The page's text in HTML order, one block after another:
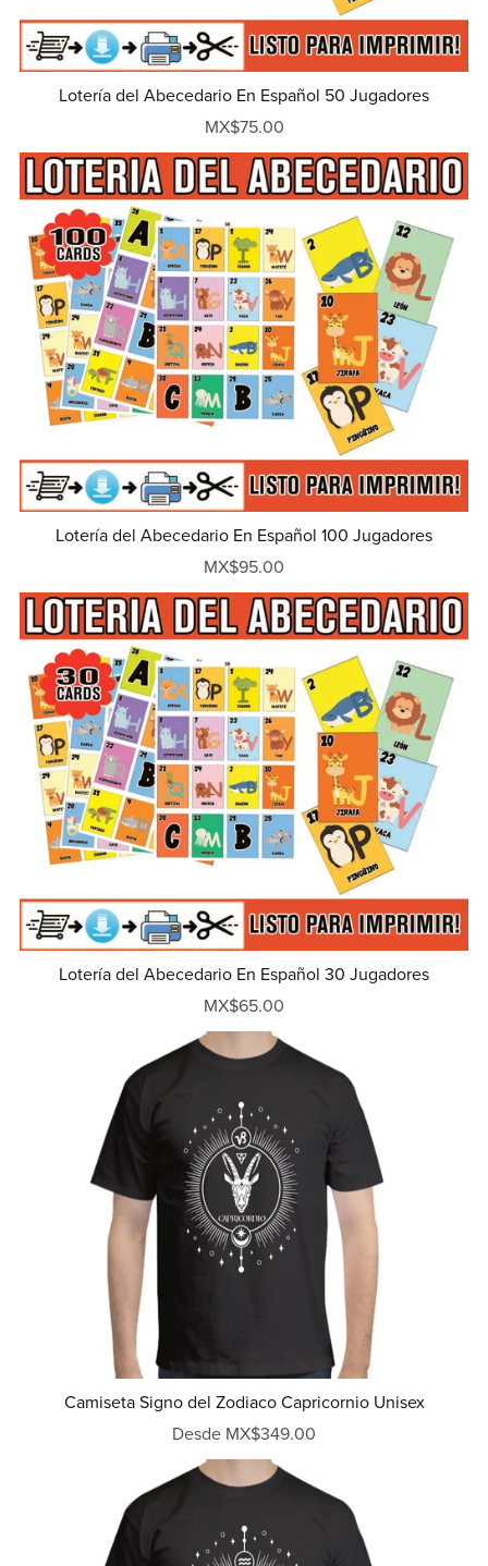
Lotería del Abecedario En Español 50 Jugadores
MX$75.00
Lotería del Abecedario En Español 100 Jugadores
MX$95.00
Lotería del Abecedario En Español 30 Jugadores
MX$65.00
Camiseta Signo del Zodiaco Capricornio Unisex
Desde MX$349.00